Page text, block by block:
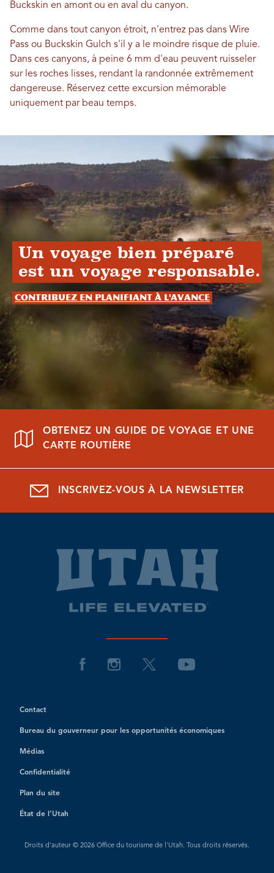
Buckskin en amont ou en aval du canyon.
Comme dans tout canyon étroit, n'entrez pas dans Wire
Pass ou Buckskin Gulch s'il y a le moindre risque de pluie.
Dans ces canyons, à peine 6 mm d'eau peuvent ruisseler
sur les roches lisses, rendant la randonnée extrêmement
dangereuse. Réservez cette excursion mémorable
uniquement par beau temps.
Un voyage bien préparé
est un voyage responsable.
Contribuez en planifiant à l'avance
OBTENEZ UN GUIDE DE VOYAGE ET UNE
CARTE ROUTIÈRE
INSCRIVEZ-VOUS À LA NEWSLETTER
Contact
Bureau du gouverneur pour les opportunités économiques
Médias
Confidentialité
Plan du site
État de l'Utah
Droits d'auteur © 2026 Office du tourisme de l'Utah. Tous droits réservés.